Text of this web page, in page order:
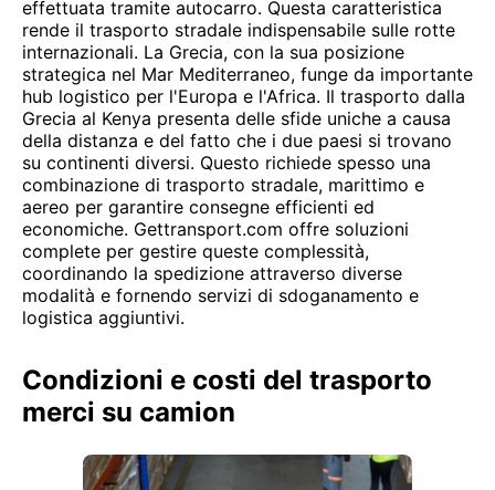
effettuata tramite autocarro. Questa caratteristica
rende il trasporto stradale indispensabile sulle rotte
internazionali. La Grecia, con la sua posizione
strategica nel Mar Mediterraneo, funge da importante
hub logistico per l'Europa e l'Africa. Il trasporto dalla
Grecia al Kenya presenta delle sfide uniche a causa
della distanza e del fatto che i due paesi si trovano
su continenti diversi. Questo richiede spesso una
combinazione di trasporto stradale, marittimo e
aereo per garantire consegne efficienti ed
economiche. Gettransport.com offre soluzioni
complete per gestire queste complessità,
coordinando la spedizione attraverso diverse
modalità e fornendo servizi di sdoganamento e
logistica aggiuntivi.
Condizioni e costi del trasporto
merci su camion